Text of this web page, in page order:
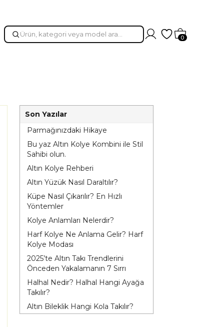
Hesabım0
Son Yazılar
Parmağınızdaki Hikaye
Bu yaz Altın Kolye Kombini ile Stil
Sahibi olun.
Altın Kolye Rehberi
Altın Yüzük Nasıl Daraltılır?
Küpe Nasıl Çıkarılır? En Hızlı
Yöntemler
Kolye Anlamları Nelerdir?
Harf Kolye Ne Anlama Gelir? Harf
Kolye Modası
2025’te Altın Takı Trendlerini
Önceden Yakalamanın 7 Sırrı
Halhal Nedir? Halhal Hangi Ayağa
Takılır?
Altın Bileklik Hangi Kola Takılır?